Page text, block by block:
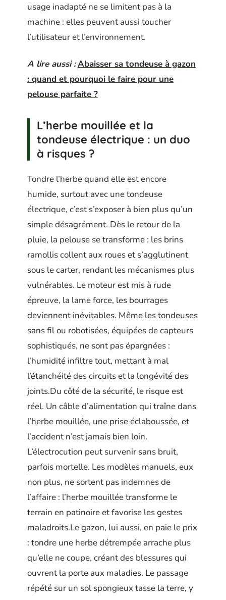
usage inadapté ne se limitent pas à la
machine : elles peuvent aussi toucher
l’utilisateur et l’environnement.
A lire aussi :Abaisser sa tondeuse à gazon
: quand et pourquoi le faire pour une
pelouse parfaite ?
L’herbe mouillée et la
tondeuse électrique : un duo
à risques ?
Tondre l’herbe quand elle est encore
humide, surtout avec une tondeuse
électrique, c’est s’exposer à bien plus qu’un
simple désagrément. Dès le retour de la
pluie, la pelouse se transforme : les brins
ramollis collent aux roues et s’agglutinent
sous le carter, rendant les mécanismes plus
vulnérables. Le moteur est mis à rude
épreuve, la lame force, les bourrages
deviennent inévitables. Même les tondeuses
sans fil ou robotisées, équipées de capteurs
sophistiqués, ne sont pas épargnées :
l’humidité infiltre tout, mettant à mal
l’étanchéité des circuits et la longévité des
joints.Du côté de la sécurité, le risque est
réel. Un câble d’alimentation qui traîne dans
l’herbe mouillée, une prise éclaboussée, et
l’accident n’est jamais bien loin.
L’électrocution peut survenir sans bruit,
parfois mortelle. Les modèles manuels, eux
non plus, ne sortent pas indemnes de
l’affaire : l’herbe mouillée transforme le
terrain en patinoire et favorise les gestes
maladroits.Le gazon, lui aussi, en paie le prix
: tondre une herbe détrempée arrache plus
qu’elle ne coupe, créant des blessures qui
ouvrent la porte aux maladies. Le passage
répété sur un sol spongieux tasse la terre, y